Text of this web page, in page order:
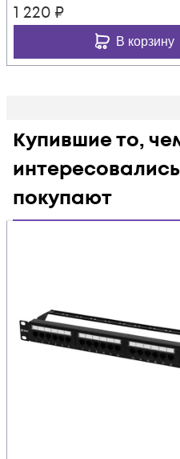
1 220 ₽
В корзину
Купившие то,
покупают